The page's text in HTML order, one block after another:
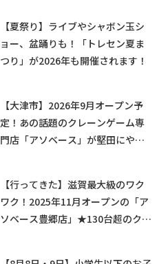
【夏祭り】ライブやシャボン玉シ
ョー、盆踊りも！「トレセン夏ま
つり」が2026年も開催されます！
【大津市】2026年9月オープン予
定！あの話題のクレーンゲーム専
門店「アソベース」が堅田にやっ
【行ってきた】滋賀最大級のワク
ワク！2025年11月オープンの「ア
ソベース豊郷店」★130台超のクレ